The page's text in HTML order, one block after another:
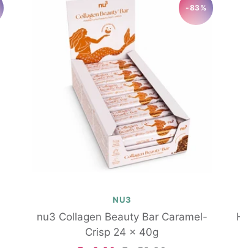
-83%
NU3
nu3 Collagen Beauty Bar Caramel-
Crisp 24 x 40g